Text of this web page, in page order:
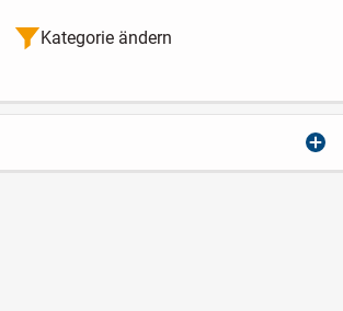
Kategorie ändern